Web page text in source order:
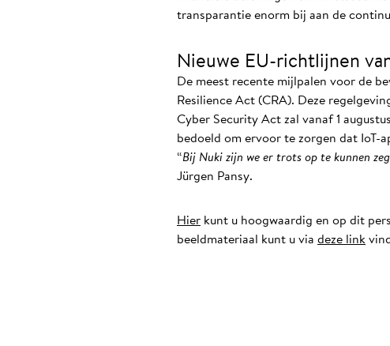
transparantie enorm bij aan de
Nieuwe EU-richtlijnen
De meest recente mijlpalen voor de
Resilience Act (CRA). Deze
Cyber Security Act zal vanaf 1
bedoeld om ervoor te zorgen dat
“Bij Nuki zijn we er trots op te kunnen
Jürgen Pansy.
Hier kunt u hoogwaardig en op dit
beeldmateriaal kunt u via deze link